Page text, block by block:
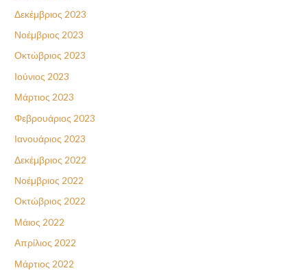
Δεκέμβριος 2023
Νοέμβριος 2023
Οκτώβριος 2023
Ιούνιος 2023
Μάρτιος 2023
Φεβρουάριος 2023
Ιανουάριος 2023
Δεκέμβριος 2022
Νοέμβριος 2022
Οκτώβριος 2022
Μάιος 2022
Απρίλιος 2022
Μάρτιος 2022